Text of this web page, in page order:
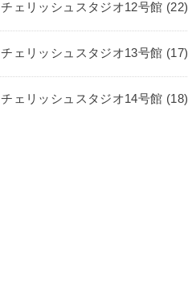
チェリッシュスタジオ12号館 (22)
チェリッシュスタジオ13号館 (17)
チェリッシュスタジオ14号館 (18)